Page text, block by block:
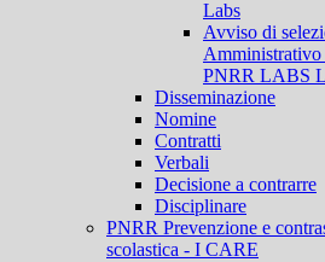
Labs
Avviso di
PNRR LABS
Disseminazione
Nomine
Contratti
Verbali
Decisione a contrarre
Disciplinare
PNRR Prevenzione e
scolastica - I CARE